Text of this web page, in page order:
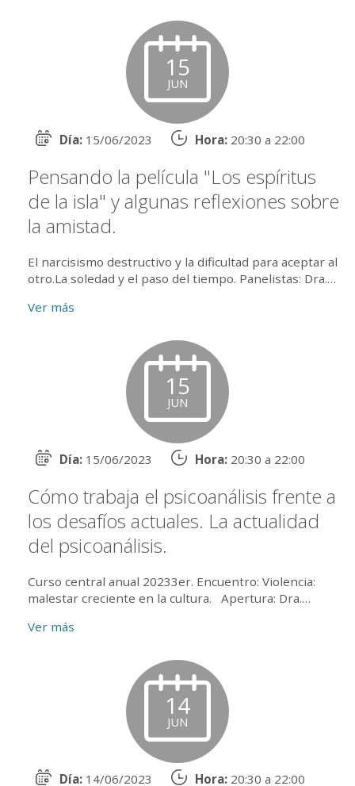
15
JUN
Día: 15/06/2023 Hora: 20:30 a 22:00
Pensando la película "Los espíritus
de la isla" y algunas reflexiones sobre
la amistad.
El narcisismo destructivo y la dificultad para aceptar al
otro.La soledad y el paso del tiempo. Panelistas: Dra.
Ver más
15
JUN
Día: 15/06/2023 Hora: 20:30 a 22:00
Cómo trabaja el psicoanálisis frente a
los desafíos actuales. La actualidad
del psicoanálisis.
Curso central anual 20233er. Encuentro: Violencia:
malestar creciente en la cultura. Apertura: Dra.
Ver más
14
JUN
Día: 14/06/2023 Hora: 20:30 a 22:00